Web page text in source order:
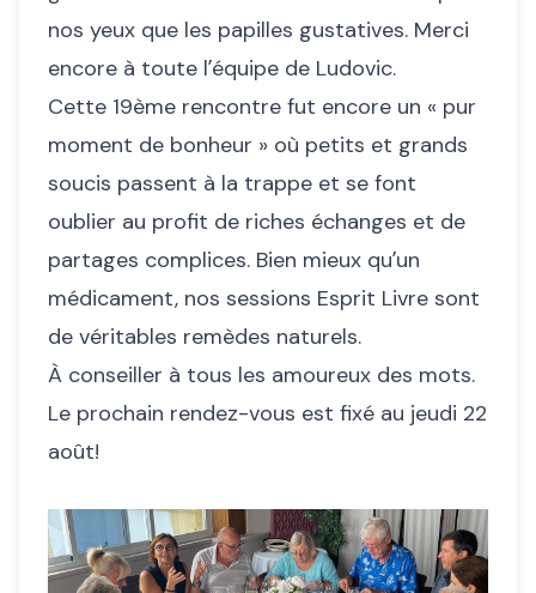
nos yeux que les papilles gustatives. Merci
encore à toute lʼéquipe de Ludovic.
Cette 19ème rencontre fut encore un « pur
moment de bonheur » où petits et grands
soucis passent à la trappe et se font
oublier au profit de riches échanges et de
partages complices. Bien mieux quʼun
médicament, nos sessions Esprit Livre sont
de véritables remèdes naturels.
À conseiller à tous les amoureux des mots.
Le prochain rendez-vous est fixé au jeudi 22
août!